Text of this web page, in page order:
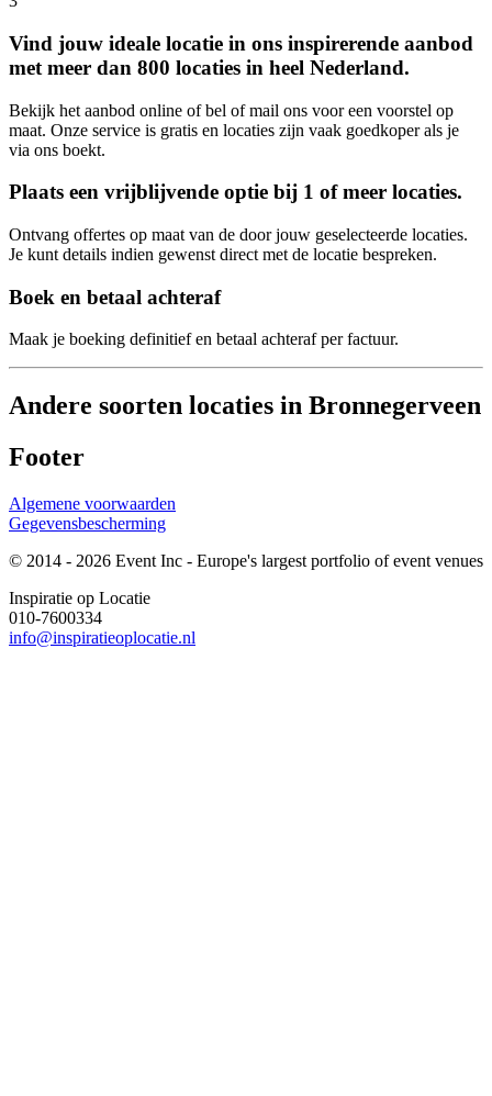
Vind jouw ideale locatie in ons inspirerende aanbod
met meer dan 800 locaties in heel Nederland.
Bekijk het aanbod online of bel of mail ons voor een voorstel op
maat. Onze service is gratis en locaties zijn vaak goedkoper als je
via ons boekt.
Plaats een vrijblijvende optie bij 1 of meer locaties.
Ontvang offertes op maat van de door jouw geselecteerde locaties.
Je kunt details indien gewenst direct met de locatie bespreken.
Boek en betaal achteraf
Maak je boeking definitief en betaal achteraf per factuur.
Andere soorten locaties in Bronnegerveen
Footer
Algemene voorwaarden
Gegevensbescherming
© 2014 - 2026 Event Inc - Europe's largest portfolio of event venues
Inspiratie op Locatie
010-7600334
info@inspiratieoplocatie.nl